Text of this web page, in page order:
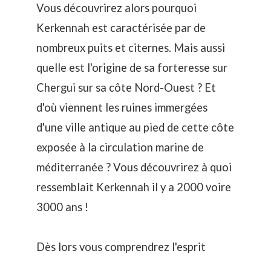
Vous découvrirez alors pourquoi
Kerkennah est caractérisée par de
nombreux puits et citernes. Mais aussi
quelle est l'origine de sa forteresse sur
Chergui sur sa côte Nord-Ouest ? Et
d'où viennent les ruines immergées
d'une ville antique au pied de cette côte
exposée à la circulation marine de
méditerranée ? Vous découvrirez à quoi
ressemblait Kerkennah il y a 2000 voire
3000 ans !
Dès lors vous comprendrez l'esprit